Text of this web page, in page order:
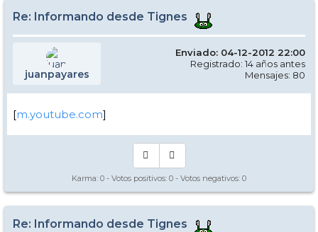
Re: Informando desde Tignes
juanpayares
Enviado: 04-12-2012 22:00
Registrado: 14 años antes
Mensajes: 80
[m.youtube.com]
Karma: 0 - Votos positivos: 0 - Votos negativos: 0
Re: Informando desde Tignes